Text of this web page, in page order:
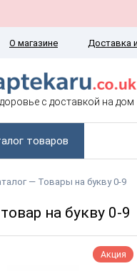
О магазине Доставка
с доставкой на дом
товаров
— Товары на букву 0-9
на букву 0-9
Акция